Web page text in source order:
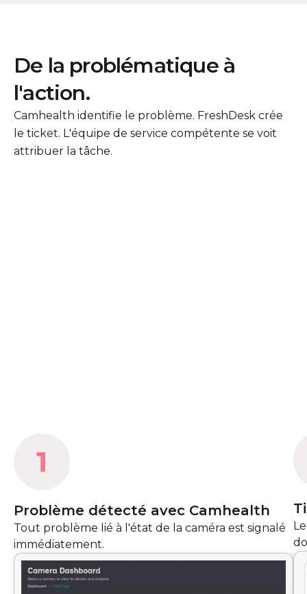
De la problématique à
l'action.
Camhealth identifie le problème. FreshDesk crée
le ticket. L'équipe de service compétente se voit
attribuer la tâche.
Problème détecté avec Camhealth
Tout problème lié à l'état de la caméra est signalé
immédiatement.